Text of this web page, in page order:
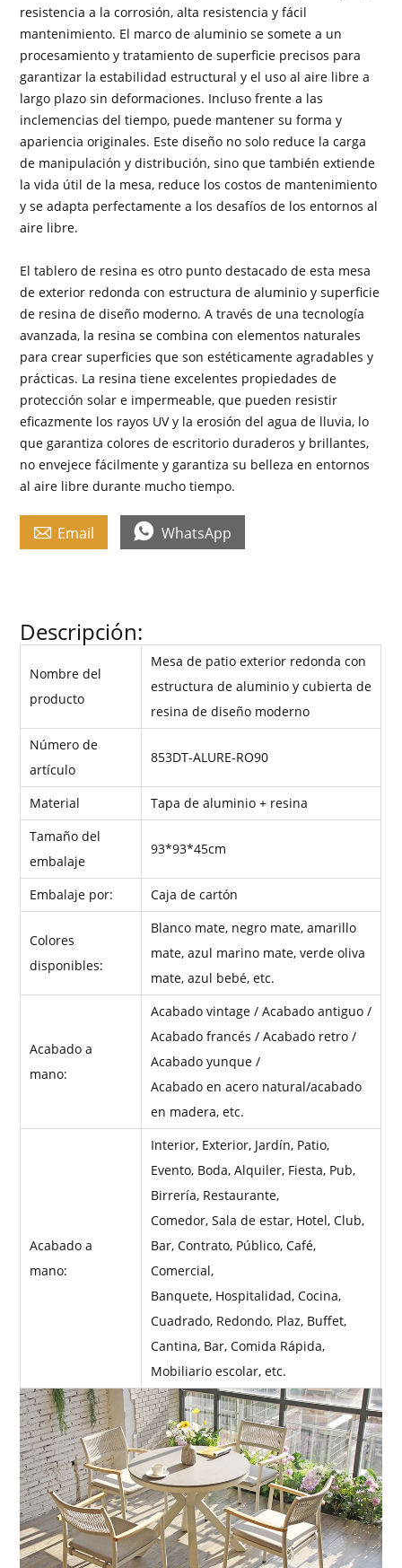
resistencia a la corrosión, alta resistencia y fácil
mantenimiento. El marco de aluminio se somete a un
procesamiento y tratamiento de superficie precisos para
garantizar la estabilidad estructural y el uso al aire libre a
largo plazo sin deformaciones. Incluso frente a las
inclemencias del tiempo, puede mantener su forma y
apariencia originales. Este diseño no solo reduce la carga
de manipulación y distribución, sino que también extiende
la vida útil de la mesa, reduce los costos de mantenimiento
y se adapta perfectamente a los desafíos de los entornos al
aire libre.
El tablero de resina es otro punto destacado de esta mesa
de exterior redonda con estructura de aluminio y superficie
de resina de diseño moderno. A través de una tecnología
avanzada, la resina se combina con elementos naturales
para crear superficies que son estéticamente agradables y
prácticas. La resina tiene excelentes propiedades de
protección solar e impermeable, que pueden resistir
eficazmente los rayos UV y la erosión del agua de lluvia, lo
que garantiza colores de escritorio duraderos y brillantes,
no envejece fácilmente y garantiza su belleza en entornos
al aire libre durante mucho tiempo.
 Email  WhatsApp
Descripción:
Nombre del
producto
Mesa de patio exterior redonda con
estructura de aluminio y cubierta de
resina de diseño moderno
Número de
artículo
853DT-ALURE-RO90
Material
Tapa de aluminio + resina
Tamaño del
embalaje
93*93*45cm
Embalaje por: Caja de cartón
Colores
disponibles:
Blanco mate, negro mate, amarillo
mate, azul marino mate, verde oliva
mate, azul bebé, etc.
Acabado a
mano:
Acabado vintage / Acabado antiguo /
Acabado francés / Acabado retro /
Acabado yunque /
Acabado en acero natural/acabado
en madera, etc.
Acabado a
mano:
Interior, Exterior, Jardín, Patio,
Evento, Boda, Alquiler, Fiesta, Pub,
Birrería, Restaurante,
Comedor, Sala de estar, Hotel, Club,
Bar, Contrato, Público, Café,
Comercial,
Banquete, Hospitalidad, Cocina,
Cuadrado, Redondo, Plaz, Buffet,
Cantina, Bar, Comida Rápida,
Mobiliario escolar, etc.